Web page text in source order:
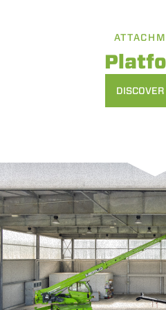
Accetta